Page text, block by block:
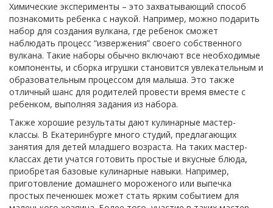
Химические эксперименты – это захватывающий способ
познакомить ребенка с наукой. Например, можно подарить
набор для создания вулкана, где ребенок сможет
наблюдать процесс “извержения” своего собственного
вулкана. Такие наборы обычно включают все необходимые
компоненты, и сборка игрушки становится увлекательным и
образовательным процессом для малыша. Это также
отличный шанс для родителей провести время вместе с
ребенком, выполняя задания из набора.
Также хорошие результаты дают кулинарные мастер-
классы. В Екатеринбурге много студий, предлагающих
занятия для детей младшего возраста. На таких мастер-
классах дети учатся готовить простые и вкусные блюда,
приобретая базовые кулинарные навыки. Например,
приготовление домашнего мороженого или выпечка
простых печенюшек может стать ярким событием для